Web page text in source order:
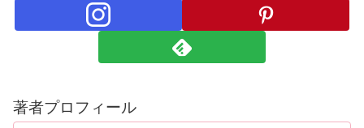
著者プロフィール